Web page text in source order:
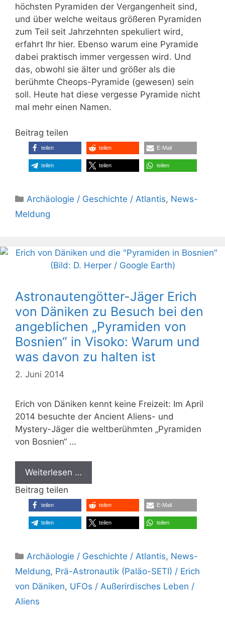
höchsten Pyramiden der Vergangenheit sind,
und über welche weitaus größeren Pyramiden
zum Teil seit Jahrzehnten spekuliert wird,
erfahrt Ihr hier. Ebenso warum eine Pyramide
dabei praktisch immer vergessen wird. Und
das, obwohl sie älter und größer als die
berühmte Cheops-Pyramide (gewesen) sein
soll. Heute hat diese vergesse Pyramide nicht
mal mehr einen Namen.
Beitrag teilen
teilen teilen E-Mail
teilen teilen teilen
Kategorien
Archäologie / Geschichte / Atlantis, News-
Meldung
Astronautengötter-Jäger Erich
von Däniken zu Besuch bei den
angeblichen „Pyramiden von
Bosnien“ in Visoko: Warum und
was davon zu halten ist
2. Juni 2014
Erich von Däniken kennt keine Freizeit: Im April
2014 besuchte der Ancient Aliens- und
Mystery-Jäger die weltberühmten „Pyramiden
von Bosnien“ …
Weiterlesen …
Beitrag teilen
teilen teilen E-Mail
teilen teilen teilen
Kategorien
Archäologie / Geschichte / Atlantis, News-
Meldung, Prä-Astronautik (Paläo-SETI) / Erich
von Däniken, UFOs / Außerirdisches Leben /
Aliens